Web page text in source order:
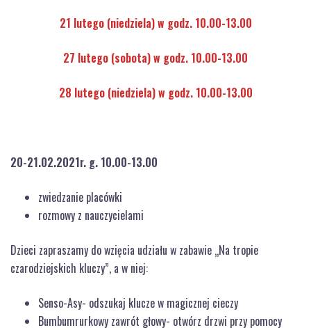
21 lutego (niedziela) w godz. 10.00-13.00
27 lutego (sobota) w godz. 10.00-13.00
28 lutego (niedziela) w godz. 10.00-13.00
20-21.02.2021r. g. 10.00-13.00
zwiedzanie placówki
rozmowy z nauczycielami
Dzieci zapraszamy do wzięcia udziału w zabawie „Na tropie
czarodziejskich kluczy”, a w niej:
Senso-Asy- odszukaj klucze w magicznej cieczy
Bumbumrurkowy zawrót głowy- otwórz drzwi przy pomocy